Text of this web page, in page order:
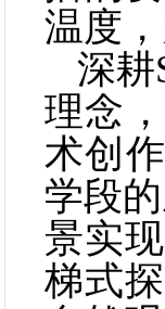
温度
深
理念
术创
学段
景实
梯式